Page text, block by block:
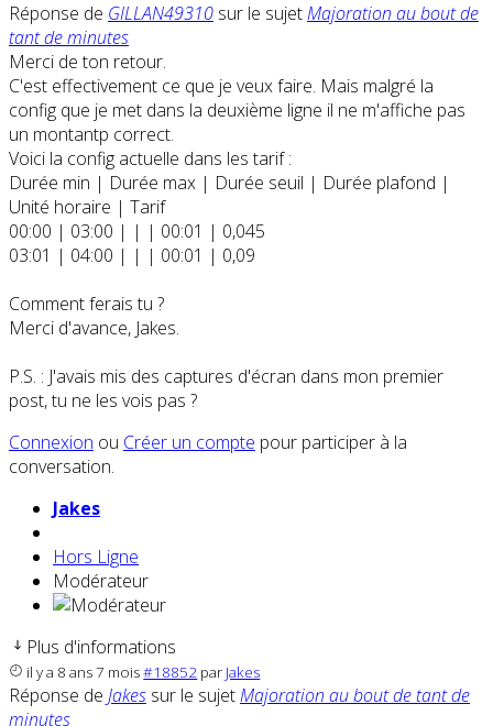
Réponse de GILLAN49310 sur le sujetMajoration au bout de
tant de minutes
Merci de ton retour.
C'est effectivement ce que je veux faire. Mais malgré la
config que je met dans la deuxième ligne il ne m'affiche pas
un montantp correct.
Voici la config actuelle dans les tarif :
Durée min | Durée max | Durée seuil | Durée plafond |
Unité horaire | Tarif
00:00 | 03:00 | | | 00:01 | 0,045
03:01 | 04:00 | | | 00:01 | 0,09
Comment ferais tu ?
Merci d'avance, Jakes.
P.S. : J'avais mis des captures d'écran dans mon premier
post, tu ne les vois pas ?
Connexion ou Créer un compte pour participer à la
conversation.
Jakes
Hors Ligne
Modérateur
Plus d'informations
il y a 8 ans 7 mois#18852 par Jakes
Réponse de Jakes sur le sujetMajoration au bout de tant de
minutes